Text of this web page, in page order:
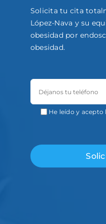
Solicita tu cita
López-Nava y su
obesidad por
obesidad.
He leído y acepto